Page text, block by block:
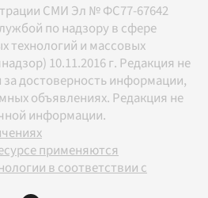
СМИ Эл № ФС77-67642
по надзору в сфере
технологий и массовых
10.11.2016 г. Редакция не
за достоверность информации,
объявлениях. Редакция не
информации.
применяются
в соответствии с